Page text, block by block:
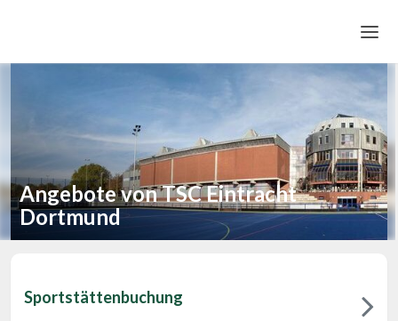
Hilfe & Info
Angebote von TSC Eintracht
Dortmund
Sportstättenbuchung